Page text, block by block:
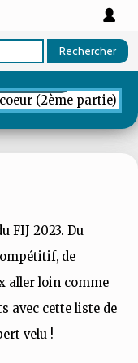
Rechercher
FIJ 2023. Du
de
aller loin comme
avec cette liste de
velu !